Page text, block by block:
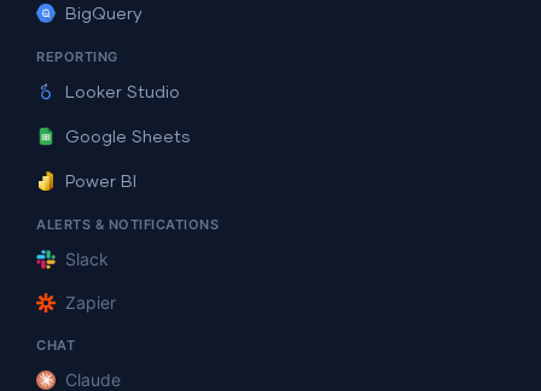
BigQuery
REPORTING
Looker Studio
Google Sheets
Power BI
ALERTS & NOTIFICATIONS
Slack
Zapier
CHAT
Claude